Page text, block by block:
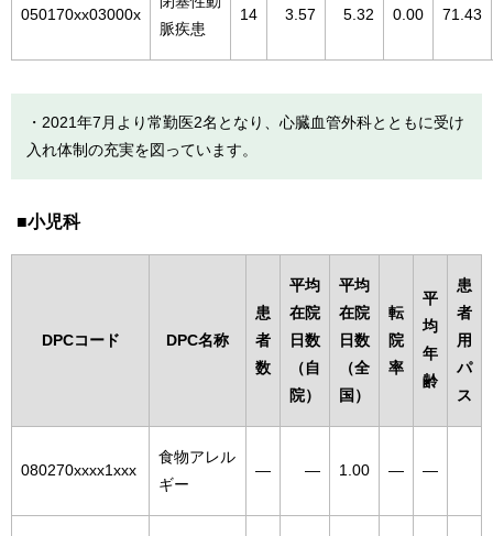
050170xx03000x
脈疾患
14 3.57 5.32 0.00 71.43
・2021年7月より常勤医2名となり、心臓血管外科とともに受け
入れ体制の充実を図っています。
小児科
DPCコード DPC名称
患
者
数
平均
在院
日数
（自
院）
平均
在院
日数
（全
国）
転
院
率
平
均
年
齢
患
者
用
パ
ス
080270xxxx1xxx
食物アレル
ギー
― ― 1.00 ― ―